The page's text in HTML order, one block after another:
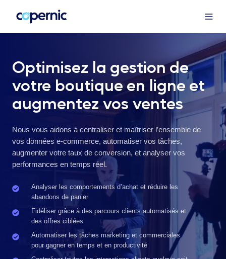
Optimisez la gestion de
votre boutique en ligne et
augmentez vos ventes
Nous vous aidons à centraliser et maîtriser l’ensemble de
vos données e-commerce, automatiser vos tâches,
augmenter votre taux de conversion, et analyser vos
performances en temps réel.
Analyser les comportements d’achat et réduire les
abandons de panier
Analyser
comportements
d’achat
et
réduire
les
Fidéliser grâce à des parcours clients automatisés et
des offres ciblées
Fidéliser
à
Automatiser les tâches marketing et commerciales
pour gagner en temps et en productivité
Automatiser